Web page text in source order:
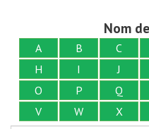
Nom
A B C
H
I J
O
P Q
V
W X